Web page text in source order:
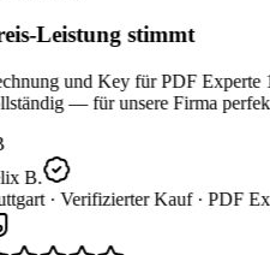
Leistung stimmt
und Key für PDF Experte
— für unsere Firma
B.
· Verifizierter Kauf · PDF